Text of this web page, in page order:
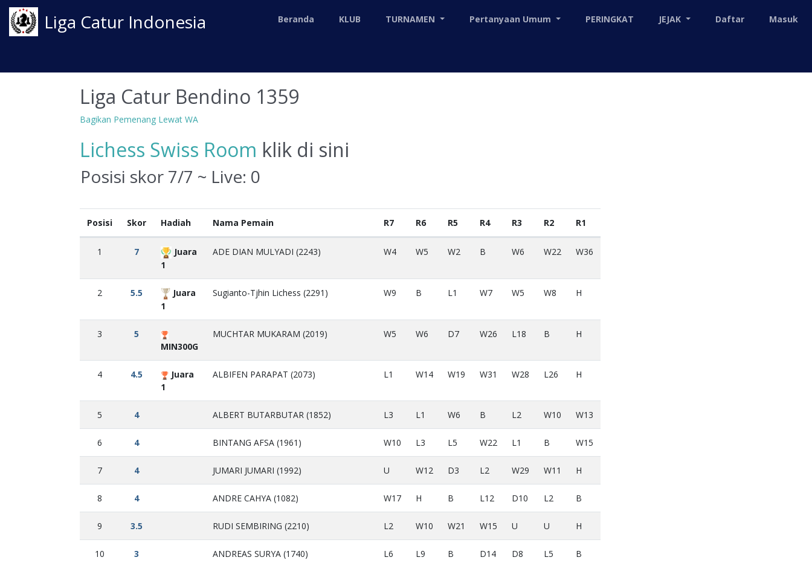
Liga Catur Indonesia Beranda KLUB TURNAMEN Pertanyaan Umum PERINGKAT JEJAK Daftar Masuk
Liga Catur Bendino 1359
Bagikan Pemenang Lewat WA
Lichess Swiss Room klik di sini
Posisi skor 7/7 ~ Live: 0
Posisi Skor Hadiah Nama Pemain R7 R6 R5 R4 R3 R2 R1
1 7
Juara
1
ADE DIAN MULYADI (2243) W4 W5 W2 B W6 W22 W36
2 5.5
Juara
1
Sugianto-Tjhin Lichess (2291) W9 B L1 W7 W5 W8 H
3
5
MIN300G
MUCHTAR MUKARAM (2019) W5 W6 D7 W26 L18 B H
4 4.5
Juara
1
ALBIFEN PARAPAT (2073) L1 W14 W19 W31 W28 L26 H
5 4 ALBERT BUTARBUTAR (1852) L3 L1 W6 B L2 W10 W13
6 4 BINTANG AFSA (1961) W10 L3 L5 W22 L1 B W15
7 4 JUMARI JUMARI (1992) U W12 D3 L2 W29 W11 H
8 4 ANDRE CAHYA (1082) W17 H B L12 D10 L2 B
9 3.5 RUDI SEMBIRING (2210) L2 W10 W21 W15 U U H
10 3 ANDREAS SURYA (1740) L6 L9 B D14 D8 L5 B